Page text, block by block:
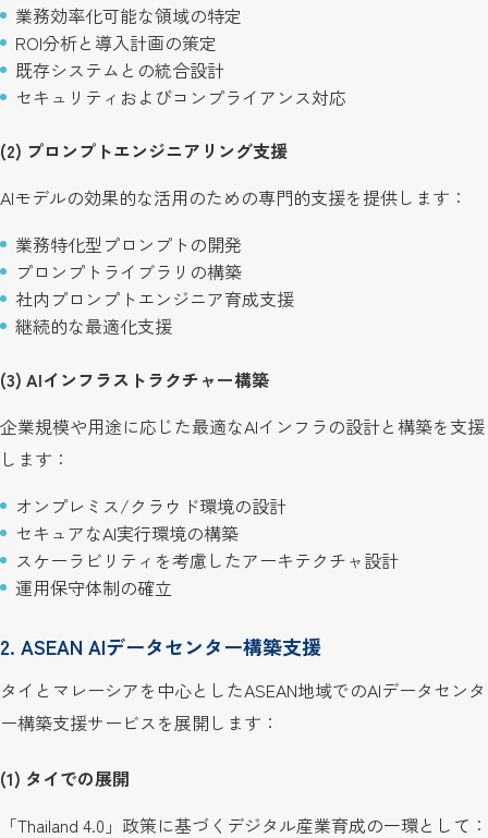
業務効率化可能な領域の特定
ROI分析と導入計画の策定
既存システムとの統合設計
セキュリティおよびコンプライアンス対応
(2) プロンプトエンジニアリング支援
AIモデルの効果的な活用のための専門的支援を提供します：
業務特化型プロンプトの開発
プロンプトライブラリの構築
社内プロンプトエンジニア育成支援
継続的な最適化支援
(3) AIインフラストラクチャー構築
企業規模や用途に応じた最適なAIインフラの設計と構築を支援
します：
オンプレミス/クラウド環境の設計
セキュアなAI実行環境の構築
スケーラビリティを考慮したアーキテクチャ設計
運用保守体制の確立
2. ASEAN AIデータセンター構築支援
タイとマレーシアを中心としたASEAN地域でのAIデータセンタ
ー構築支援サービスを展開します：
(1) タイでの展開
「Thailand 4.0」政策に基づくデジタル産業育成の一環として：